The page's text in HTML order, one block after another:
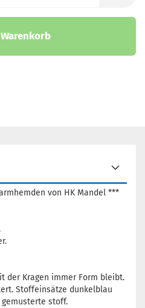
von HK Mandel ***
der Kragen immer Form bleibt.
Stoffeinsätze dunkelblau
stoff.